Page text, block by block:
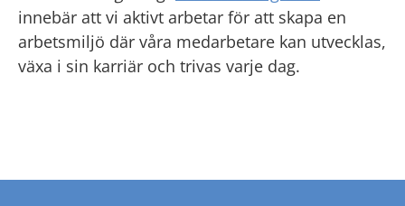
innebär att vi aktivt arbetar för att skapa en
arbetsmiljö där våra medarbetare kan utvecklas,
växa i sin karriär och trivas varje dag.